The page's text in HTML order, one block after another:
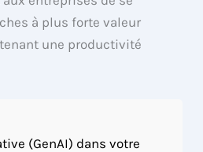
à plus forte valeur
une productivité
(GenAI) dans votre